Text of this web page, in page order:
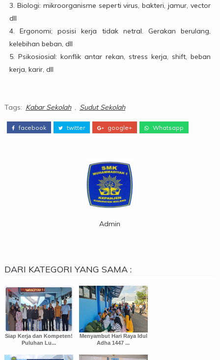
3. Biologi: mikroorganisme seperti virus, bakteri, jamur, vector
dll
4. Ergonomi; posisi kerja tidak netral. Gerakan berulang,
kelebihan beban, dll
5. Psikosiosial: konflik antar rekan, stress kerja, shift, beban
kerja, karir, dll
Tags: Kabar Sekolah , Sudut Sekolah
facebook twitter google+ Whatsapp
Admin
DARI KATEGORI YANG SAMA :
Siap Kerja dan Kompeten!
Puluhan Lu...
Menyambut Hari Raya Idul
Adha 1447 ...